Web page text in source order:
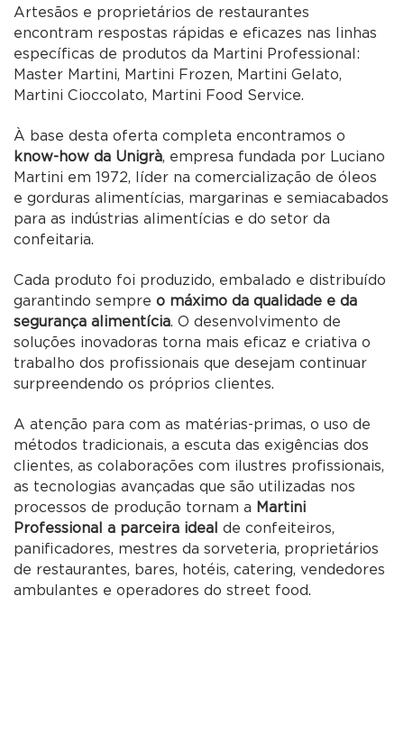
Artesãos e proprietários de restaurantes
encontram respostas rápidas e eficazes nas linhas
específicas de produtos da Martini Professional:
Master Martini, Martini Frozen, Martini Gelato,
Martini Cioccolato, Martini Food Service.
À base desta oferta completa encontramos o
know-how da Unigrà, empresa fundada por Luciano
Martini em 1972, líder na comercialização de óleos
e gorduras alimentícias, margarinas e semiacabados
para as indústrias alimentícias e do setor da
confeitaria.
Cada produto foi produzido, embalado e distribuído
garantindo sempreo máximo da qualidade e da
segurança alimentícia. O desenvolvimento de
soluções inovadoras torna mais eficaz e criativa o
trabalho dos profissionais que desejam continuar
surpreendendo os próprios clientes.
A atenção para com as matérias-primas, o uso de
métodos tradicionais, a escuta das exigências dos
clientes, as colaborações com ilustres profissionais,
as tecnologias avançadas que são utilizadas nos
processos de produção tornam a Martini
Professional a parceira ideal de confeiteiros,
panificadores, mestres da sorveteria, proprietários
de restaurantes, bares, hotéis, catering, vendedores
ambulantes e operadores do street food.